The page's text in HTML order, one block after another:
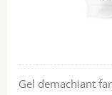
Gel demachiant